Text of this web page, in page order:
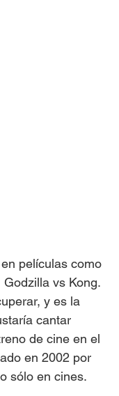
películas como
vs Kong.
y es la
cantar
de cine en el
en 2002 por
sólo en cines.